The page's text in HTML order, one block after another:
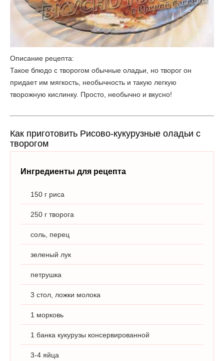
Описание рецепта:
Такое блюдо с творогом обычные оладьи, но творог он
придает им мягкость, необычность и такую легкую
творожную кислинку. Просто, необычно и вкусно!
Как приготовить Рисово-кукурузные оладьи с
творогом
Ингредиенты для рецепта
150 г риса
250 г творога
соль, перец
зеленый лук
петрушка
3 стол, ложки молока
1 морковь
1 банка кукурузы консервированной
3-4 яйца